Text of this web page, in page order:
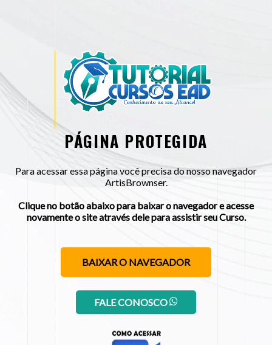
PÁGINA PROTEGIDA
Para acessar essa página você precisa do nosso navegador
ArtisBrownser.
Clique no botão abaixo para baixar o navegador e acesse
novamente o site através dele para assistir seu Curso.
BAIXAR O NAVEGADOR
FALE CONOSCO